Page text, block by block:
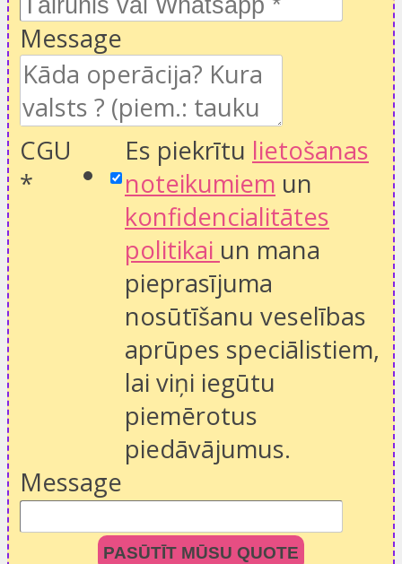
Message
CGU
*
Es piekrītu lietošanas
noteikumiem un
konfidencialitātes
politikai un mana
pieprasījuma
nosūtīšanu veselības
aprūpes speciālistiem,
lai viņi iegūtu
piemērotus
piedāvājumus.
Message
PASŪTĪT MŪSU QUOTE